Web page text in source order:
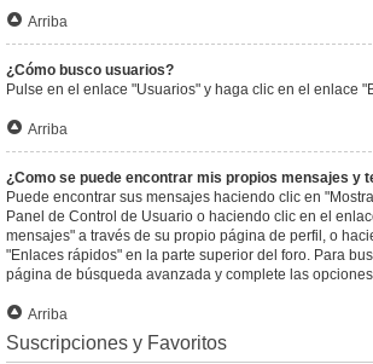
Arriba
¿Cómo busco usuarios?
Pulse en el enlace "Usuarios" y haga clic en el enlace
Arriba
¿Como se puede encontrar mis propios mensajes y
Puede encontrar sus mensajes haciendo clic en
Panel de Control de Usuario o haciendo clic en el
mensajes" a través de su propio página de perfil, o
"Enlaces rápidos" en la parte superior del foro. Para
página de búsqueda avanzada y complete las
Arriba
Suscripciones y Favoritos